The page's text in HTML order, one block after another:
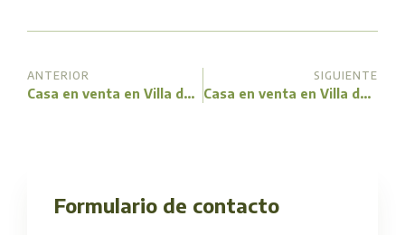
ANTERIOR
Casa en venta en Villa del Dique- frente al correo
SIGUIENTE
Casa en venta en Villa del Dique – ¡A metros del centro y del lago!
Formulario de contacto